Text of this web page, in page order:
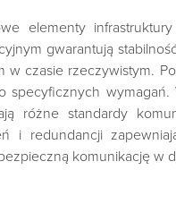
elementy
gwarantują
czasie rzeczywistym.
różne standardy
i redundancji
komunikację